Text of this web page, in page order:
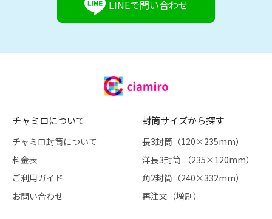
LINEで問い合わせ
チャミロについて
チャミロ封筒について
料金表
ご利用ガイド
お問い合わせ
封筒サイズから探す
長3封筒（120×235mm）
洋長3封筒 （235×120mm）
角2封筒（240×332mm）
再注文（増刷）